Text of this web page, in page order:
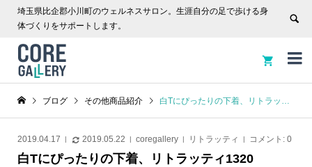
埼玉県比企郡小川町のウェルネスサロン。生涯自分の足で歩ける身
体づくりをサポートします。


ブログ その他商品紹介 白Tにぴったりの下着、リトラッティ1320
2019.04.17 2019.05.22 coregallery リトラッティ コメント: 0
白Tにぴったりの下着、リトラッティ1320